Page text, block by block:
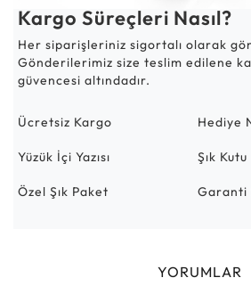
Kargo Süreçleri Nasıl?
Her siparişleriniz sigortalı olarak
Gönderilerimiz size teslim edilene
güvencesi altındadır.
Ücretsiz Kargo Hediye
Yüzük İçi Yazısı Şık Kutu
Özel Şık Paket Garanti
YORUMLAR